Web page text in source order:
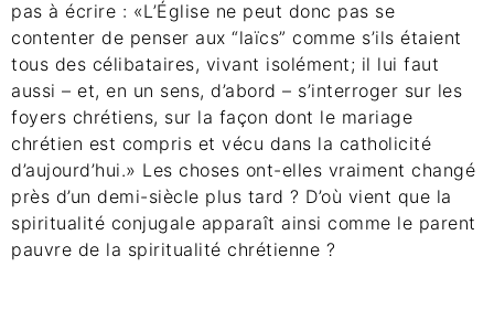
pas à écrire : «L’Église ne peut donc pas se
contenter de penser aux “laïcs” comme s’ils étaient
tous des célibataires, vivant isolément; il lui faut
aussi – et, en un sens, d’abord – s’interroger sur les
foyers chrétiens, sur la façon dont le mariage
chrétien est compris et vécu dans la catholicité
d’aujourd’hui.» Les choses ont-elles vraiment changé
près d’un demi-siècle plus tard ? D’où vient que la
spiritualité conjugale apparaît ainsi comme le parent
pauvre de la spiritualité chrétienne ?